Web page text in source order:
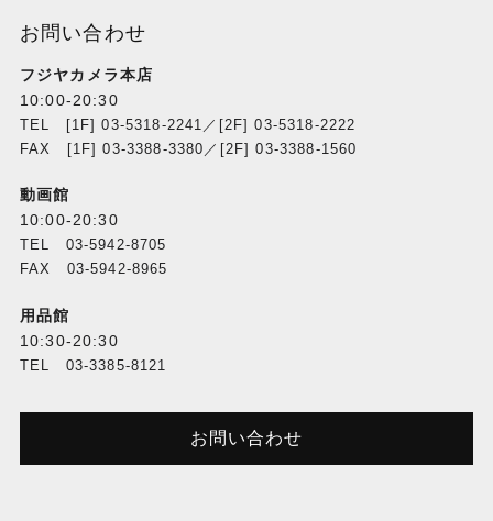
お問い合わせ
フジヤカメラ本店
10:00-20:30
TEL [1F] 03-5318-2241／[2F] 03-5318-2222
FAX [1F] 03-3388-3380／[2F] 03-3388-1560
動画館
10:00-20:30
TEL 03-5942-8705
FAX 03-5942-8965
用品館
10:30-20:30
TEL 03-3385-8121
お問い合わせ